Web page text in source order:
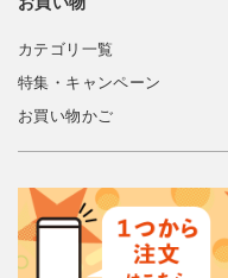
カテゴリ一覧
特集・キャンペーン
お買い物かご